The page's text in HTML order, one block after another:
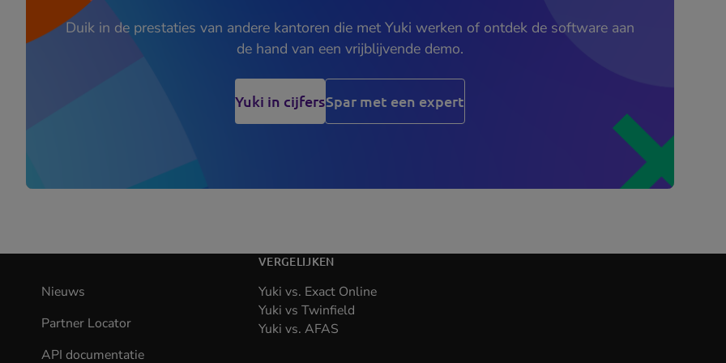
Duik in de prestaties van andere kantoren die met Yuki werken of ontdek de software aan
de hand van een vrijblijvende demo.
Yuki in cijfersSpar met een expert
Nieuws
Partner Locator
API documentatie(opens
VERGELIJKEN
Yuki vs. Exact Online
Yuki vs Twinfield
Yuki vs. AFAS